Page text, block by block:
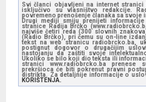
Svi članci objavljeni na internet stranici
isključivo su vlasništvo redakcije.
povremeno prenošenje članaka sa svoje
Drugi mediji smiju prenijeti
stranice Radija Brčko
najviše četiri reda (300 slovnih
(Radio Brčko), pri čemu su on-line
tekst na web stranicu radiobrcko.ba,
postignut dogovor o drugačijim
nastojanju da zaštiti svoje
Ukoliko se bilo koji dio teksta ili
stranici www.radiobrcko.ba
prekršioca će biti pokrenut pravni
distrikta. Za detaljnije informacije o
KORIŠTENJA.